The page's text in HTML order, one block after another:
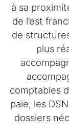
à sa
de l’est
de
plus
comptables
paie, les
dossiers